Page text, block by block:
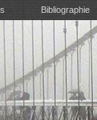
Bibliographie